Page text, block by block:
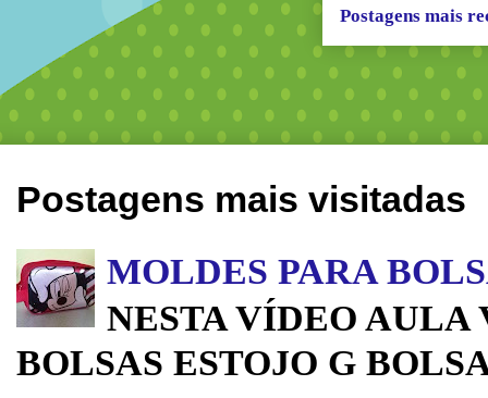
Postagens mais
Postagens mais visitadas
MOLDES PARA
NESTA VÍDEO AULA
BOLSAS ESTOJO G